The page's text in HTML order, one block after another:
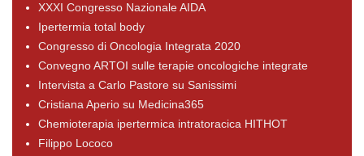
XXXI Congresso Nazionale AIDA
Ipertermia total body
Congresso di Oncologia Integrata 2020
Convegno ARTOI sulle terapie oncologiche integrate
Intervista a Carlo Pastore su Sanissimi
Cristiana Aperio su Medicina365
Chemioterapia ipertermica intratoracica HITHOT
Filippo Lococo